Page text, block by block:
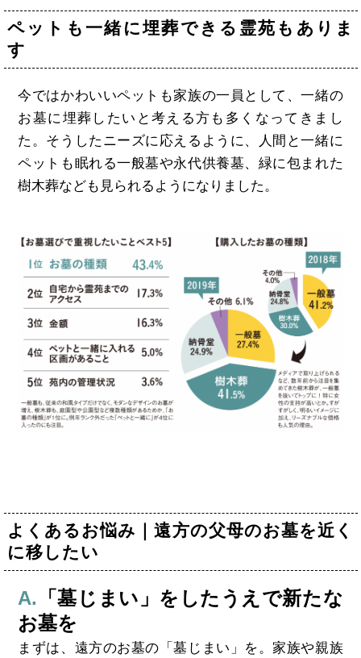
ペットも一緒に埋葬できる霊苑もありま
す
今ではかわいいペットも家族の一員として、一緒の
お墓に埋葬したいと考える方も多くなってきまし
た。そうしたニーズに応えるように、人間と一緒に
ペットも眠れる一般墓や永代供養墓、緑に包まれた
樹木葬なども見られるようになりました。
よくあるお悩み｜遠方の父母のお墓を近く
に移したい
A. 「墓じまい」をしたうえで新たな
お墓を
まずは、遠方のお墓の「墓じまい」を。家族や親族